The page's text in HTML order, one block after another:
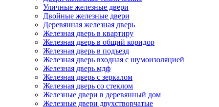
Уличные железные двери
Двойные железные двери
Деревянная железная дверь
Железная дверь в квартиру
Железная дверь в общий коридор
Железная дверь в подъезд
Железная дверь входная с шумоизоляцией
Железная дверь мдф
Железная дверь с зеркалом
Железная дверь со стеклом
Железные двери в деревянный дом
Железные двери двухстворчатые